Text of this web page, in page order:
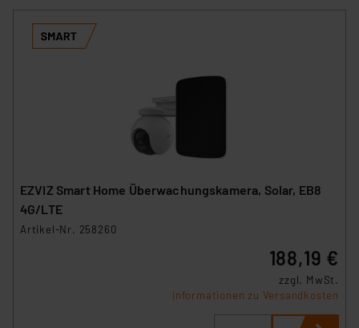
EZVIZ Smart Home Überwachungskamera, Solar, EB8
4G/LTE
Artikel-Nr. 258260
188,19 €
zzgl. MwSt.
Informationen zu Versandkosten